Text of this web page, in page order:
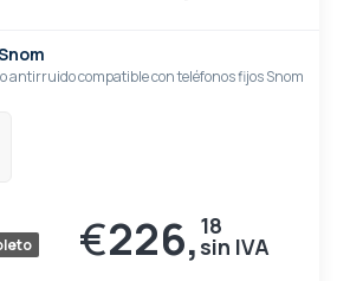
antirruido compatible con teléfonos fijos Snom
€226, 18